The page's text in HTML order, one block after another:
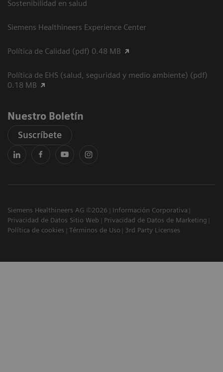
Sostenibilidad en salud
Siemens Healthineers Experience Center
Política de Calidad (pdf) 0.48 MB
Política de EHS (salud, seguridad y medio ambiente) (pdf)
0.18 MB
Nuestro Boletín
Suscríbete
Siemens Healthineers AG ©2026
Información Corporativa
Privacidad de Datos Sitio Web
Privacidad de Datos de Marketing
Política de cookies
Términos de Uso 3rd Party Licenses